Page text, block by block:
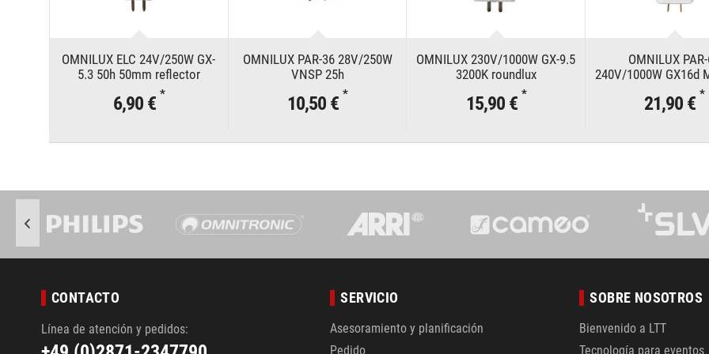
OMNILUX ELC 24V/250W GX-
5.3 50h 50mm reflector
6,90 € *
OMNILUX PAR-36 28V/250W
VNSP 25h
10,50 € *
OMNILUX 230V/1000W GX-9.5
3200K roundlux
15,90 € *
OMNILUX
240V/1000W GX16d
21,90 € *
CONTACTO
Línea de atención y pedidos:
SERVICIO
Asesoramiento y planificación
Pedido
SOBRE NOSOTROS
Bienvenido a LTT
Tecnología para eventos